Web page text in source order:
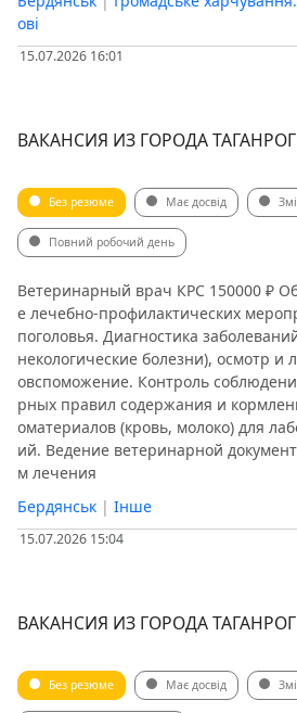
ові
15.07.2026 16:01
ВАКАНСИЯ ИЗ ГОРОДА ТАГАНРОГ
Без резюме Має досвід
Повний робочий день
Ветеринарный врач КРС 150000 ₽
е лечебно-профилактических
поголовья. Диагностика
некологические болезни), осмотр
овспоможение. Контроль
рных правил содержания и
оматериалов (кровь, молоко) для
ий. Ведение ветеринарной
м лечения
Бердянськ | Інше
15.07.2026 15:04
ВАКАНСИЯ ИЗ ГОРОДА ТАГАНРОГ
Без резюме Має досвід